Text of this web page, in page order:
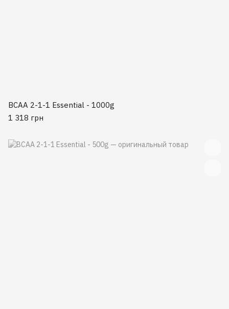
BCAA 2-1-1 Essential - 1000g
1 318 грн